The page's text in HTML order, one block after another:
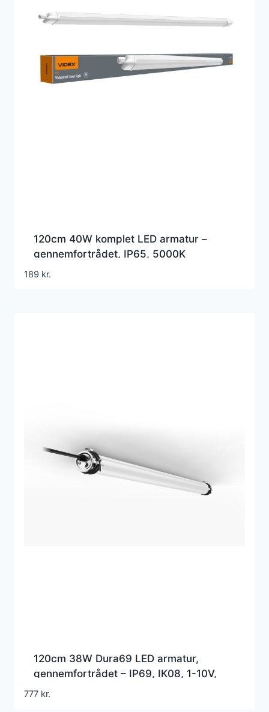
120cm 40W komplet LED armatur –
gennemfortrådet, IP65, 5000K
189 kr.
120cm 38W Dura69 LED armatur,
gennemfortrådet – IP69, IK08, 1-10V,
RA90
777 kr.